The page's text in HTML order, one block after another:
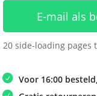
E-mail als
20 side-loading pages
Voor 16:00